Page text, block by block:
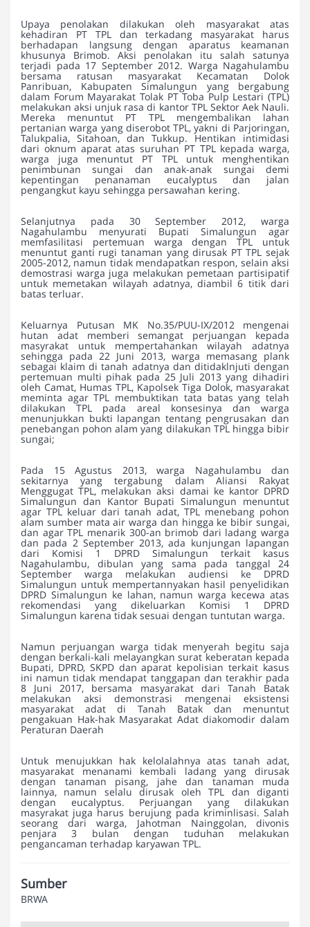
Upaya penolakan dilakukan oleh masyarakat atas
kehadiran PT TPL dan terkadang masyarakat harus
berhadapan langsung dengan aparatus keamanan
khusunya Brimob. Aksi penolakan itu salah satunya
terjadi pada 17 September 2012. Warga Nagahulambu
bersama ratusan masyarakat Kecamatan Dolok
Panribuan, Kabupaten Simalungun yang bergabung
dalam Forum Mayarakat Tolak PT Toba Pulp Lestari (TPL)
melakukan aksi unjuk rasa di kantor TPL Sektor Aek Nauli.
Mereka menuntut PT TPL mengembalikan lahan
pertanian warga yang diserobot TPL, yakni di Parjoringan,
Talukpalia, Sitahoan, dan Tukkup. Hentikan intimidasi
dari oknum aparat atas suruhan PT TPL kepada warga,
warga juga menuntut PT TPL untuk menghentikan
penimbunan sungai dan anak-anak sungai demi
kepentingan penanaman eucalyptus dan jalan
pengangkut kayu sehingga persawahan kering.
Selanjutnya pada 30 September 2012, warga
Nagahulambu menyurati Bupati Simalungun agar
memfasilitasi pertemuan warga dengan TPL untuk
menuntut ganti rugi tanaman yang dirusak PT TPL sejak
2005-2012, namun tidak mendapatkan respon, selain aksi
demostrasi warga juga melakukan pemetaan partisipatif
untuk memetakan wilayah adatnya, diambil 6 titik dari
batas terluar.
Keluarnya Putusan MK No.35/PUU-IX/2012 mengenai
hutan adat memberi semangat perjuangan kepada
masyrakat untuk mempertahankan wilayah adatnya
sehingga pada 22 Juni 2013, warga memasang plank
sebagai klaim di tanah adatnya dan ditidaklnjuti dengan
pertemuan multi pihak pada 25 Juli 2013 yang dihadiri
oleh Camat, Humas TPL, Kapolsek Tiga Dolok, masyarakat
meminta agar TPL membuktikan tata batas yang telah
dilakukan TPL pada areal konsesinya dan warga
menunjukkan bukti lapangan tentang pengrusakan dan
penebangan pohon alam yang dilakukan TPL hingga bibir
sungai;
Pada 15 Agustus 2013, warga Nagahulambu dan
sekitarnya yang tergabung dalam Aliansi Rakyat
Menggugat TPL, melakukan aksi damai ke kantor DPRD
Simalungun dan Kantor Bupati Simalungun menuntut
agar TPL keluar dari tanah adat, TPL menebang pohon
alam sumber mata air warga dan hingga ke bibir sungai,
dan agar TPL menarik 300-an brimob dari ladang warga
dan pada 2 September 2013, ada kunjungan lapangan
dari Komisi 1 DPRD Simalungun terkait kasus
Nagahulambu, dibulan yang sama pada tanggal 24
September warga melakukan audiensi ke DPRD
Simalungun untuk mempertannyakan hasil penyelidikan
DPRD Simalungun ke lahan, namun warga kecewa atas
rekomendasi yang dikeluarkan Komisi 1 DPRD
Simalungun karena tidak sesuai dengan tuntutan warga.
Namun perjuangan warga tidak menyerah begitu saja
dengan berkali-kali melayangkan surat keberatan kepada
Bupati, DPRD, SKPD dan aparat kepolisian terkait kasus
ini namun tidak mendapat tanggapan dan terakhir pada
8 Juni 2017, bersama masyarakat dari Tanah Batak
melakukan aksi demonstrasi mengenai eksistensi
masyarakat adat di Tanah Batak dan menuntut
pengakuan Hak-hak Masyarakat Adat diakomodir dalam
Peraturan Daerah
Untuk menujukkan hak kelolalahnya atas tanah adat,
masyarakat menanami kembali ladang yang dirusak
dengan tanaman pisang, jahe dan tanaman muda
lainnya, namun selalu dirusak oleh TPL dan diganti
dengan eucalyptus. Perjuangan yang dilakukan
masyrakat juga harus berujung pada kriminlisasi. Salah
seorang dari warga, Jahotman Nainggolan, divonis
penjara 3 bulan dengan tuduhan melakukan
pengancaman terhadap karyawan TPL.
Sumber
BRWA